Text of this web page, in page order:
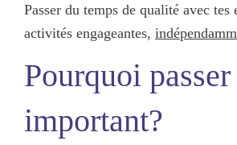
Passer du temps de qualité avec tes
activités engageantes,
Pourquoi
important?